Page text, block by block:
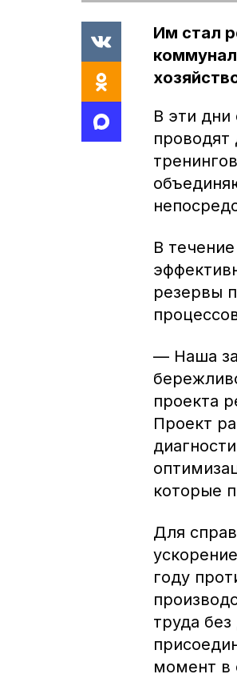
Им стал
В эти дни
проводят
В
резервы
— Наша
проекта
Проект
которые
Для
году
труда
момент в